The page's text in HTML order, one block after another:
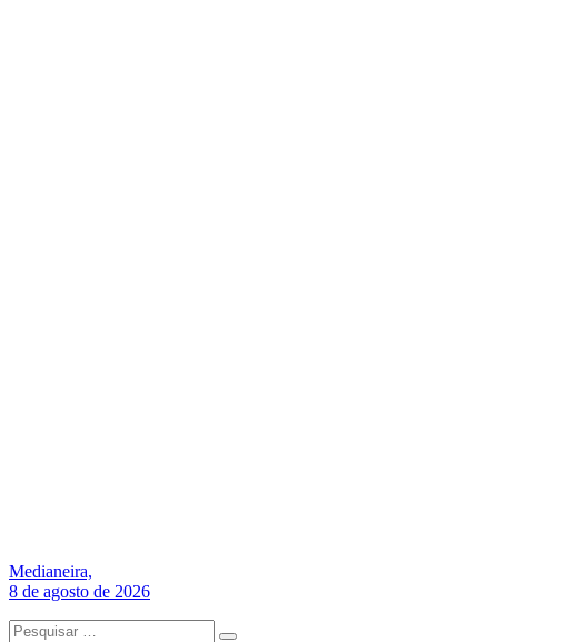
Medianeira,
8 de agosto de 2026